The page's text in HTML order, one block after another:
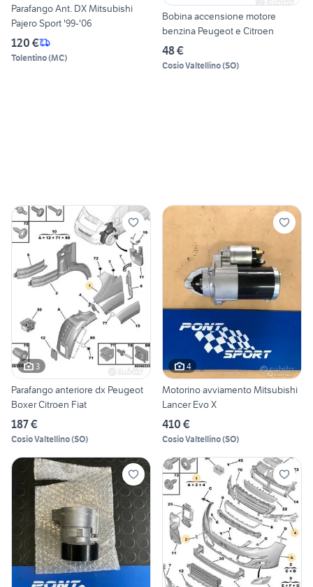
Parafango Ant. DX Mitsubishi
Pajero Sport '99-'06
120 €
Tolentino(MC)
Bobina accensione motore
benzina Peugeot e Citroen
48 €
Cosio Valtellino(SO)
3
Parafango anteriore dx Peugeot
Boxer Citroen Fiat
187 €
Cosio Valtellino(SO)
4
Motorino avviamento Mitsubishi
Lancer Evo X
410 €
Cosio Valtellino(SO)